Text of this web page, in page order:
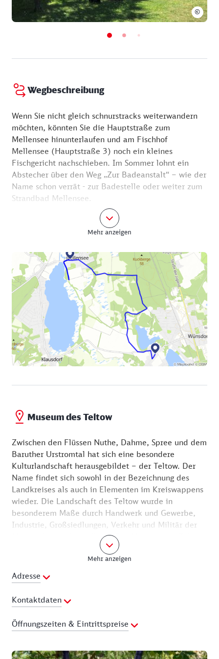
©
Wegbeschreibung
Wenn Sie nicht gleich schnurstracks weiterwandern
möchten, könnten Sie die Hauptstraße zum
Mellensee hinunterlaufen und am Fischhof
Mellensee (Hauptstraße 3) noch ein kleines
Fischgericht nachschieben. Im Sommer lohnt ein
Abstecher über den Weg „Zur Badeanstalt“ – wie der
Name schon verrät - zur Badestelle oder weiter zum
Strandbad Mellensee.
Die eigentliche Route führt Sie aber in
entgegengesetzter Richtung ein kurzes Stück auf der
Wünsdorfer Straße. Dieser folgen Sie durch Wald und
Wiesen bis nach Wünsdorf. Die rot-weißen
Hinweisschilder helfen bei der Orientierung. Am
Kleinen Wünsdorfer See vorbei gelangen Sie auf die
Ortsverbindungsstraße zwischen Wünsdorf und
Klausdorf. Von hier sind es nur noch 2 Kilometer bis
zum Bahnhof Wünsdorf-Waldstadt.
Zwischen dem Kleinen und dem Großen Wünsdorfer
See finden Sie einige Gebäude des Dorfes Wünsdorf
aus dem 19. Jahrhundert, wie die Dorfkirche, den
Bauerngehöft und das Museum des Teltow in der
die Geschichte der Region.
Mehr anzeigen
Museum des Teltow
Zwischen den Flüssen Nuthe, Dahme, Spree und dem
Baruther Urstromtal hat sich eine besondere
Kulturlandschaft herausgebildet – der Teltow. Der
Name findet sich sowohl in der Bezeichnung des
Landkreises als auch in Elementen im Kreiswappens
wieder. Die Landschaft des Teltow wurde in
besonderem Maße durch Handwerk und Gewerbe,
Industrie, Großsiedlungen, Verkehr und Militär der
Metropolregion beeinflusst. Das Museum des Teltow
widmet sich in seiner Forschungs-, Sammlungs- und
Ausstellungstätigkeit dieser besonderen Geschichte
und der Naturkunde im nördlichen Teil des
Landkreises Teltow-Fläming.
Das Museum ist in dem Gebäude der ehemaligen
Dorfschule in Wünsdorf aus dem Jahr 1898
untergebracht. Der renovierte Bau aus hellen Ziegeln
steht in einem großzügigen Garten, in dem sich auch
dem „Lernort Natur“ befinden: Schautafeln zur
Mehr anzeigen
Adresse
Kontaktdaten
Telefon:033702-66900
Fax:033702-66902
Webseite:https://museum.teltow-flaeming.de
Öffnungszeiten & Eintrittspreise
Erwachsene: 2,00 €